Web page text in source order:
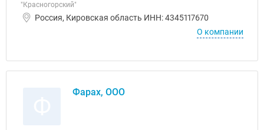
"Красногорский"
Россия, Кировская область ИНН: 4345117670
О компании
Фарах, ООО